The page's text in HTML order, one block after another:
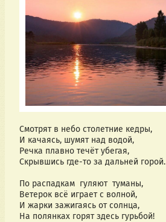
Смотрят в небо столетние кедры,
И качаясь, шумят над водой,
Речка плавно течёт убегая,
Скрывшись где-то за дальней горой.
По распадкам  гуляют  туманы,
Ветерок всё играет с волной,
И жарки зажигаясь от солнца,
На полянках горят здесь гурьбой!